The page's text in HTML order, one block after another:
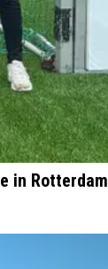
in Rotterdam